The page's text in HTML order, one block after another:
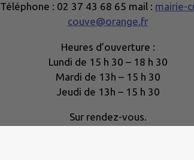
Téléphone : 02 37 43 68 65 mail : mairie-
couve@orange.fr
Heures d’ouverture :
Lundi de 15 h 30 – 18 h 30
Mardi de 13h – 15 h 30
Jeudi de 13h – 15 h 30
Sur rendez-vous.